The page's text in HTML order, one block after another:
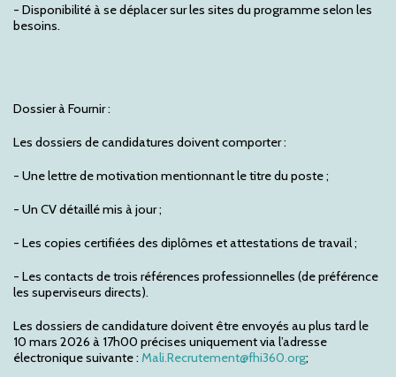
- Disponibilité à se déplacer sur les sites du programme selon les
besoins.
Dossier à Fournir :
Les dossiers de candidatures doivent comporter :
- Une lettre de motivation mentionnant le titre du poste ;
- Un CV détaillé mis à jour ;
- Les copies certifiées des diplômes et attestations de travail ;
- Les contacts de trois références professionnelles (de préférence
les superviseurs directs).
Les dossiers de candidature doivent être envoyés au plus tard le
10 mars 2026 à 17h00 précises uniquement via l’adresse
électronique suivante : Mali.Recrutement@fhi360.org;